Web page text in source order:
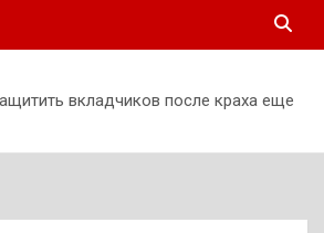
вкладчиков после краха еще